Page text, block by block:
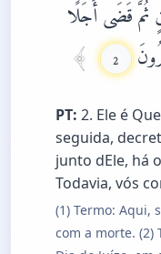
قَضَى أَجَلًا
2
PT: 2. Ele é
seguida,
junto dEle, há
Todavia, vós
(1) Termo: Aqui,
com a morte. (2)